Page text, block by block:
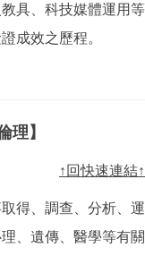
具、科技媒體運用等
成效之歷程。
理】
↑回快速連結↑
得、調查、分析、運
、遺傳、醫學等有關